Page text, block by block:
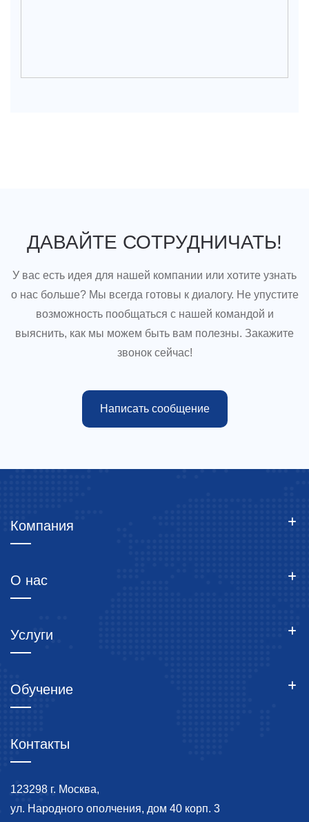
ДАВАЙТЕ СОТРУДНИЧАТЬ!
У вас есть идея для нашей компании или хотите узнать
о нас больше? Мы всегда готовы к диалогу. Не упустите
возможность пообщаться с нашей командой и
выяснить, как мы можем быть вам полезны. Закажите
звонок сейчас!
Написать сообщение
Компания
О нас
Услуги
Обучение
Контакты
123298 г. Москва,
ул. Народного ополчения, дом 40 корп. 3